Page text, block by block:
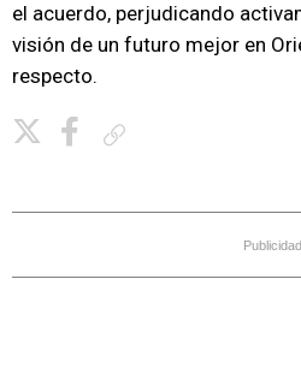
el acuerdo, perjudicando
visión de un futuro mejor en
respecto.
Publicidad